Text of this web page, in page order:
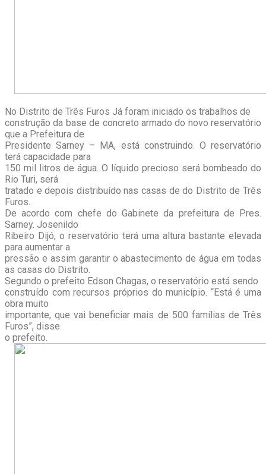
No Distrito de Três Furos Já foram iniciado os trabalhos de
construção da base de concreto armado do novo reservatório
que a Prefeitura de
Presidente Sarney – MA, está construindo. O reservatório
terá capacidade para
150 mil litros de água. O líquido precioso será bombeado do
Rio Turi, será
tratado e depois distribuído nas casas de do Distrito de Três
Furos.
De acordo com chefe do Gabinete da prefeitura de Pres.
Sarney. Josenildo
Ribeiro Dijó, o reservatório terá uma altura bastante elevada
para aumentar a
pressão e assim garantir o abastecimento de água em todas
as casas do Distrito.
Segundo o prefeito Edson Chagas, o reservatório está sendo
construído com recursos próprios do município. “Está é uma
obra muito
importante, que vai beneficiar mais de 500 famílias de Três
Furos”, disse
o prefeito.